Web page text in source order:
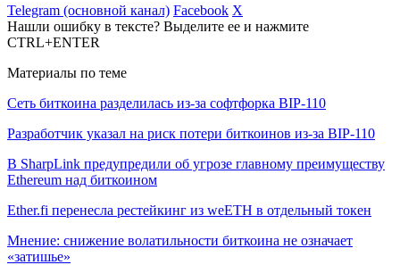
Telegram (основной канал) Facebook X
Нашли ошибку в тексте? Выделите ее и нажмите
CTRL+ENTER
Материалы по теме
Сеть биткоина разделилась из-за софтфорка BIP-110
Разработчик указал на риск потери биткоинов из-за BIP-110
В SharpLink предупредили об угрозе главному преимуществу
Ethereum над биткоином
Ether.fi перенесла рестейкинг из weETH в отдельный токен
Мнение: снижение волатильности биткоина не означает
«затишье»